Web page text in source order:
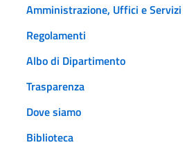
Amministrazione, Uffici e Servizi
Regolamenti
Albo di Dipartimento
Trasparenza
Dove siamo
Biblioteca